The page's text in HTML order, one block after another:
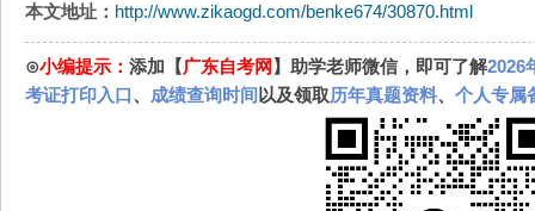
本文地址： http://www.zikaogd.com/benke674/30870.html
⊙小编提示： 添加【广东自考网 】助学老师微信，即可了解2026
考证打印入口、 成绩查询时间 以及领取历年真题资料、 个人专属